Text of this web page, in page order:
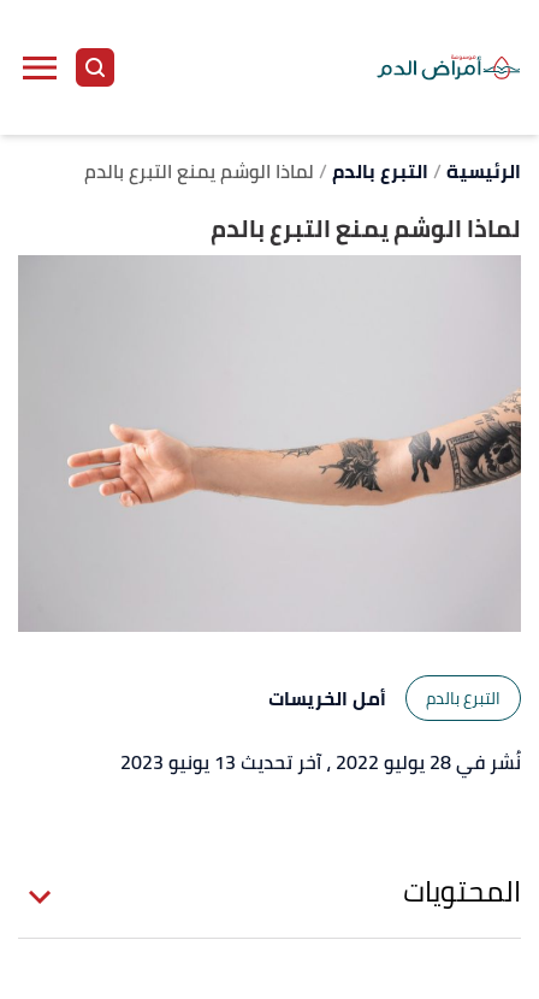
الرئيسية التبرع بالدم لماذا الوشم يمنع التبرع بالدم
لماذا الوشم يمنع التبرع بالدم
التبرع بالدم
أمل الخريسات
نُشر في 28 يوليو 2022
، آخر تحديث 13 يونيو 2023
المحتويات